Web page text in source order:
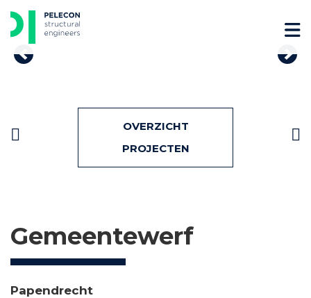
Skip
to
content
Previous
Bericht
navigatie
OVERZICHT
PROJECTEN
Gemeentewerf
Papendrecht